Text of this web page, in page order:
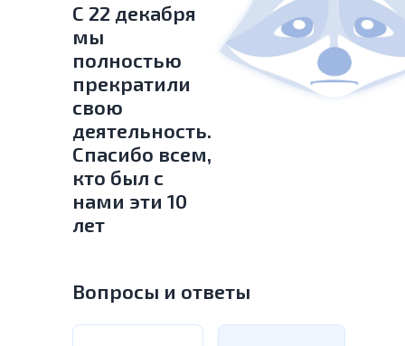
С 22 декабря
мы
полностью
прекратили
свою
деятельность.
Спасибо всем,
кто был с
нами эти 10
лет
Вопросы и ответы